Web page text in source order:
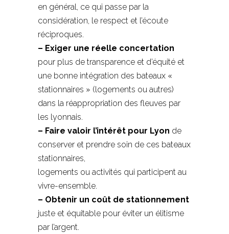
en général, ce qui passe par la
considération, le respect et l’écoute
réciproques.
– Exiger une réelle concertation
pour plus de transparence et d’équité et
une bonne intégration des bateaux «
stationnaires » (logements ou autres)
dans la réappropriation des fleuves par
les lyonnais.
– Faire valoir l’intérêt pour Lyon de
conserver et prendre soin de ces bateaux
stationnaires,
logements ou activités qui participent au
vivre-ensemble.
– Obtenir un coût de stationnement
juste et équitable pour éviter un élitisme
par l’argent.